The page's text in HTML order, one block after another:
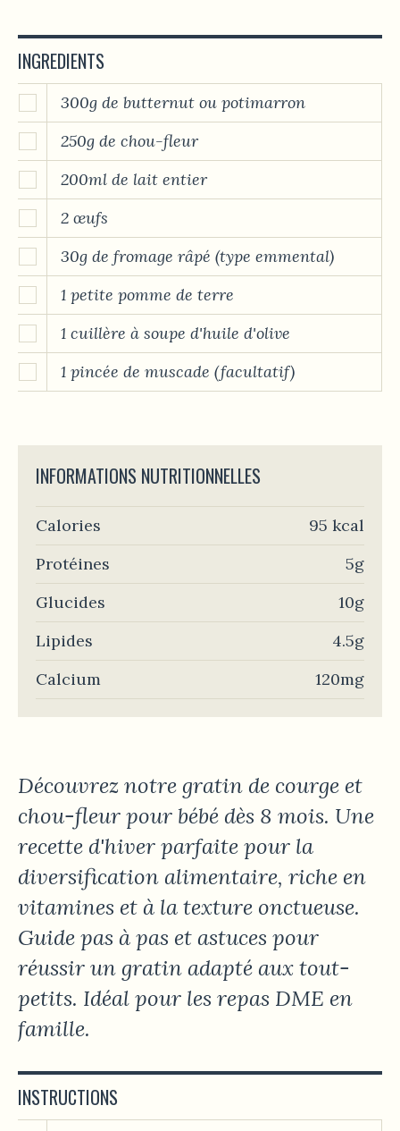
INGREDIENTS
300g de butternut ou potimarron
250g de chou-fleur
200ml de lait entier
2 œufs
30g de fromage râpé (type emmental)
1 petite pomme de terre
1 cuillère à soupe d'huile d'olive
1 pincée de muscade (facultatif)
INFORMATIONS NUTRITIONNELLES
Calories
95 kcal
Protéines
5g
Glucides
10g
Lipides
4.5g
Calcium
120mg
Découvrez notre gratin de courge et
chou-fleur pour bébé dès 8 mois. Une
recette d'hiver parfaite pour la
diversification alimentaire, riche en
vitamines et à la texture onctueuse.
Guide pas à pas et astuces pour
réussir un gratin adapté aux tout-
petits. Idéal pour les repas DME en
famille.
INSTRUCTIONS